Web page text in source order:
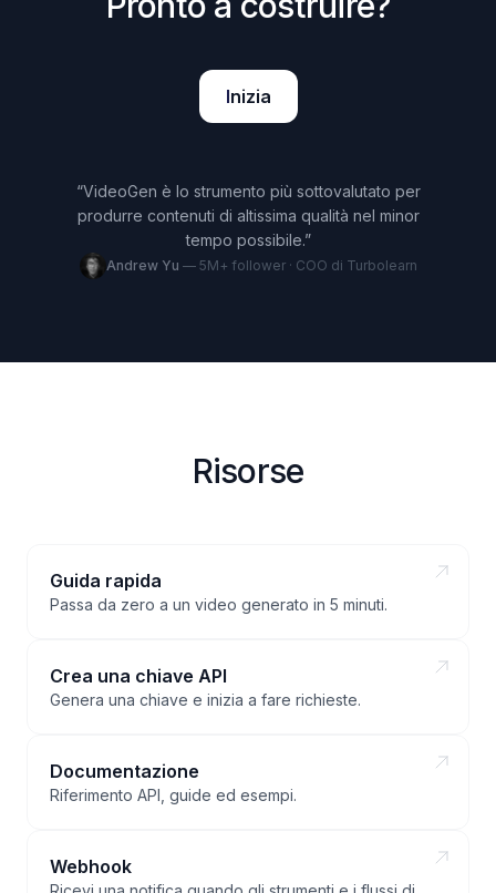
Inizia
“VideoGen è lo strumento più sottovalutato per
produrre contenuti di altissima qualità nel minor
tempo possibile.”
Andrew Yu — 5M+ follower · COO di Turbolearn
Risorse
Guida rapida
Passa da zero a un video generato in 5 minuti.
Crea una chiave API
Genera una chiave e inizia a fare richieste.
Documentazione
Riferimento API, guide ed esempi.
Webhook